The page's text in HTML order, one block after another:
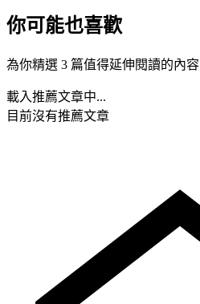
你可能也喜歡
為你精選 3 篇值得延伸閱讀的內容
載入推薦文章中...
目前沒有推薦文章